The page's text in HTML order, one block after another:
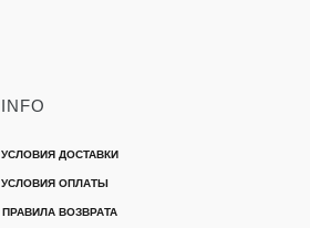
УСЛОВИЯ ДОСТАВКИ
УСЛОВИЯ ОПЛАТЫ
INFO
ПРАВИЛА ВОЗВРАТА